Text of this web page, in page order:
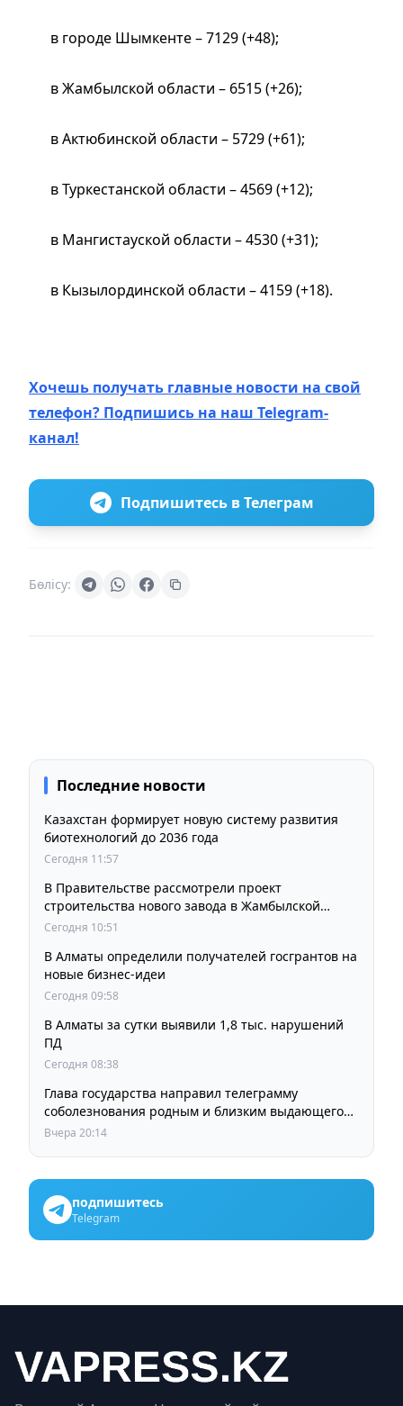
в городе Шымкенте – 7129 (+48);
в Жамбылской области – 6515 (+26);
в Актюбинской области – 5729 (+61);
в Туркестанской области – 4569 (+12);
в Мангистауской области – 4530 (+31);
в Кызылординской области – 4159 (+18).
Хочешь получать главные новости на свой
телефон? Подпишись на наш Telegram-
канал!
Подпишитесь в Телеграм
Бөлісу:
Последние новости
Казахстан формирует новую систему развития
биотехнологий до 2036 года
Сегодня 11:57
В Правительстве рассмотрели проект
строительства нового завода в Жамбылской
области
Сегодня 10:51
В Алматы определили получателей госгрантов на
новые бизнес-идеи
Сегодня 09:58
В Алматы за сутки выявили 1,8 тыс. нарушений
ПД
Сегодня 08:38
Глава государства направил телеграмму
соболезнования родным и близким выдающегося
кинорежиссера Ардака Амиркулова
Вчера 20:14
подпишитесь
Telegram